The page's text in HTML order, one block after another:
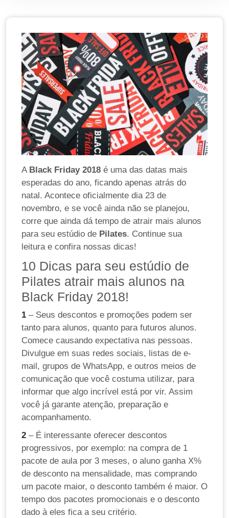
A Black Friday 2018 é uma das datas mais
esperadas do ano, ficando apenas atrás do
natal. Acontece oficialmente dia 23 de
novembro, e se você ainda não se planejou,
corre que ainda dá tempo de atrair mais alunos
para seu estúdio de Pilates. Continue sua
leitura e confira nossas dicas!
10 Dicas para seu estúdio de
Pilates atrair mais alunos na
Black Friday 2018!
1 – Seus descontos e promoções podem ser
tanto para alunos, quanto para futuros alunos.
Comece causando expectativa nas pessoas.
Divulgue em suas redes sociais, listas de e-
mail, grupos de WhatsApp, e outros meios de
comunicação que você costuma utilizar, para
informar que algo incrível está por vir. Assim
você já garante atenção, preparação e
acompanhamento.
2 – É interessante oferecer descontos
progressivos, por exemplo: na compra de 1
pacote de aula por 3 meses, o aluno ganha X%
de desconto na mensalidade, mas comprando
um pacote maior, o desconto também é maior. O
tempo dos pacotes promocionais e o desconto
dado à eles fica a seu critério.